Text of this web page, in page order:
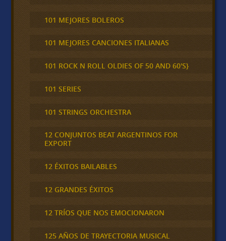
101 MEJORES BOLEROS
101 MEJORES CANCIONES ITALIANAS
101 ROCK N ROLL OLDIES OF 50 AND 60'S}
101 SERIES
101 STRINGS ORCHESTRA
12 CONJUNTOS BEAT ARGENTINOS FOR
EXPORT
12 ÉXITOS BAILABLES
12 GRANDES ÉXITOS
12 TRÍOS QUE NOS EMOCIONARON
125 AÑOS DE TRAYECTORIA MUSICAL